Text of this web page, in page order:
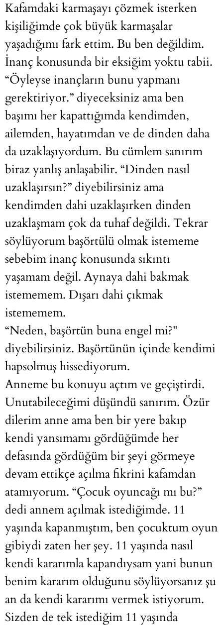
Kafamdaki karmaşayı çözmek isterken
kişiliğimde çok büyük karmaşalar
yaşadığımı fark ettim. Bu ben değildim.
İnanç konusunda bir eksiğim yoktu tabii.
“Öyleyse inançların bunu yapmanı
gerektiriyor.” diyeceksiniz ama ben
başımı her kapattığımda kendimden,
ailemden, hayatımdan ve de dinden daha
da uzaklaşıyordum. Bu cümlem sanırım
biraz yanlış anlaşabilir. “Dinden nasıl
uzaklaşırsın?” diyebilirsiniz ama
kendimden dahi uzaklaşırken dinden
uzaklaşmam çok da tuhaf değildi. Tekrar
söylüyorum başörtülü olmak istememe
sebebim inanç konusunda sıkıntı
yaşamam değil. Aynaya dahi bakmak
istememem. Dışarı dahi çıkmak
istememem.
“Neden, başörtün buna engel mi?”
diyebilirsiniz. Başörtünün içinde kendimi
hapsolmuş hissediyorum.
Anneme bu konuyu açtım ve geçiştirdi.
Unutabileceğimi düşündü sanırım. Özür
dilerim anne ama ben bir yere bakıp
kendi yansımamı gördüğümde her
defasında gördüğüm bir şeyi görmeye
devam ettikçe açılma fikrini kafamdan
atamıyorum. “Çocuk oyuncağı mı bu?”
dedi annem açılmak istediğimde. 11
yaşında kapanmıştım, ben çocuktum oyun
gibiydi zaten her şey. 11 yaşında nasıl
kendi kararımla kapandıysam yani bunun
benim kararım olduğunu söylüyorsanız şu
an da kendi kararımı vermek istiyorum.
Sizden de tek istediğim 11 yaşında